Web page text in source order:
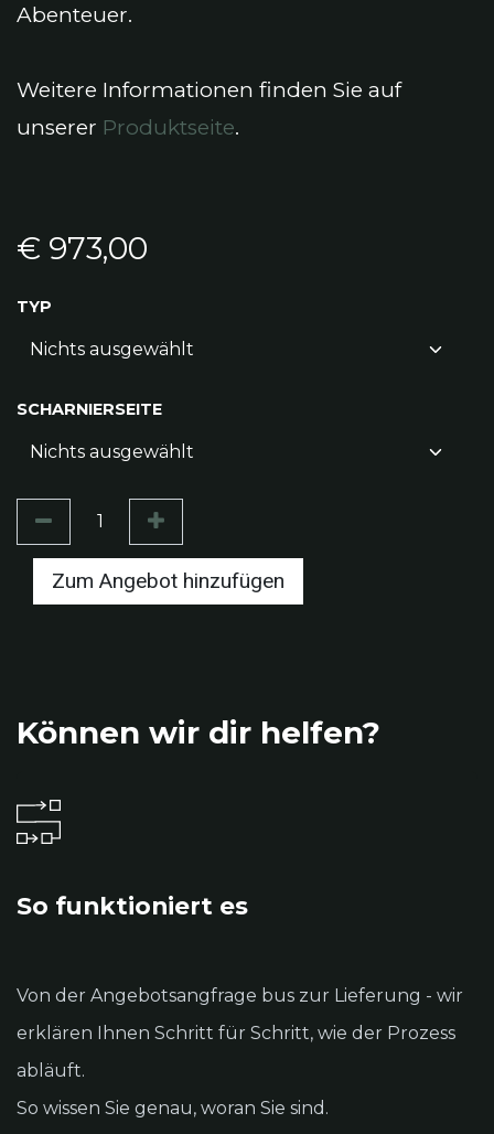
Abenteuer.
Weitere Informationen finden Sie auf
unserer Produktseite.
€ 973,00
TYP
SCHARNIERSEITE
Zum Angebot hinzufügen
Können wir dir helfen?
So funktioniert es
Von der Angebotsangfrage bus zur Lieferung - wir
erklären Ihnen Schritt für Schritt, wie der Prozess
abläuft.
So wissen Sie genau, woran Sie sind.